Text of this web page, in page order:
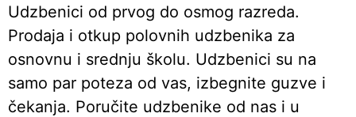
Udzbenici od prvog do osmog razreda.
Prodaja i otkup polovnih udzbenika za
osnovnu i srednju školu. Udzbenici su na
samo par poteza od vas, izbegnite guzve i
čekanja. Poručite udzbenike od nas i u